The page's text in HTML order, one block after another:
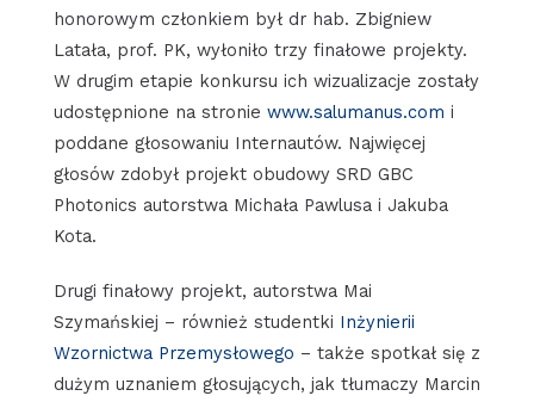
honorowym członkiem był dr hab. Zbigniew
Latała, prof. PK, wyłoniło trzy finałowe projekty.
W drugim etapie konkursu ich wizualizacje zostały
udostępnione na stronie www.salumanus.com i
poddane głosowaniu Internautów. Najwięcej
głosów zdobył projekt obudowy SRD GBC
Photonics autorstwa Michała Pawlusa i Jakuba
Kota.
Drugi finałowy projekt, autorstwa Mai
Szymańskiej – również studentki Inżynierii
Wzornictwa Przemysłowego – także spotkał się z
dużym uznaniem głosujących, jak tłumaczy Marcin